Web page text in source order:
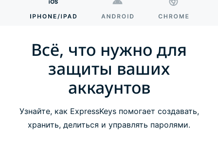
Всё, что нужно для защиты ваших аккаунтов
Почему стоит выбрать ExpressKeys?
Умные функции, простой в использовании
Начните использовать ExpressKeys
Скачайте ExpressKeys на мобильные
Всё, что нужно для
защиты ваших
аккаунтов
Узнайте, как ExpressKeys помогает создавать,
хранить, делиться и управлять паролями.